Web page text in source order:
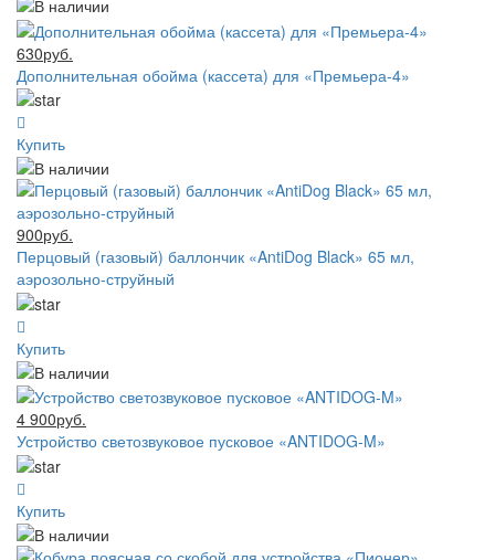
630руб.
Дополнительная обойма (кассета) для «Премьера-4»
Купить
900руб.
Перцовый (газовый) баллончик «AntiDog Black» 65 мл,
аэрозольно-струйный
Купить
4 900руб.
Устройство светозвуковое пусковое «ANTIDOG-M»
Купить